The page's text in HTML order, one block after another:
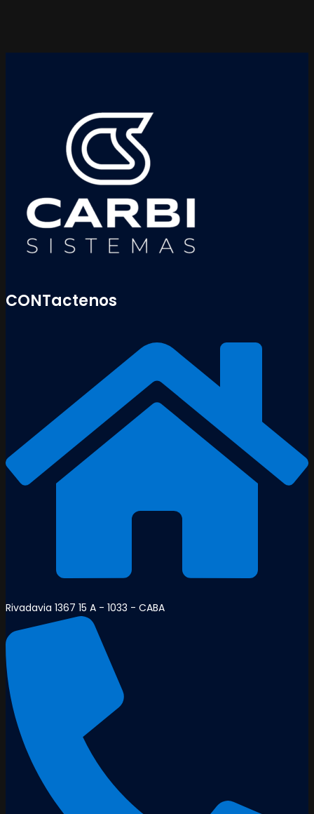
CONTactenos
Rivadavia 1367 15 A - 1033 - CABA